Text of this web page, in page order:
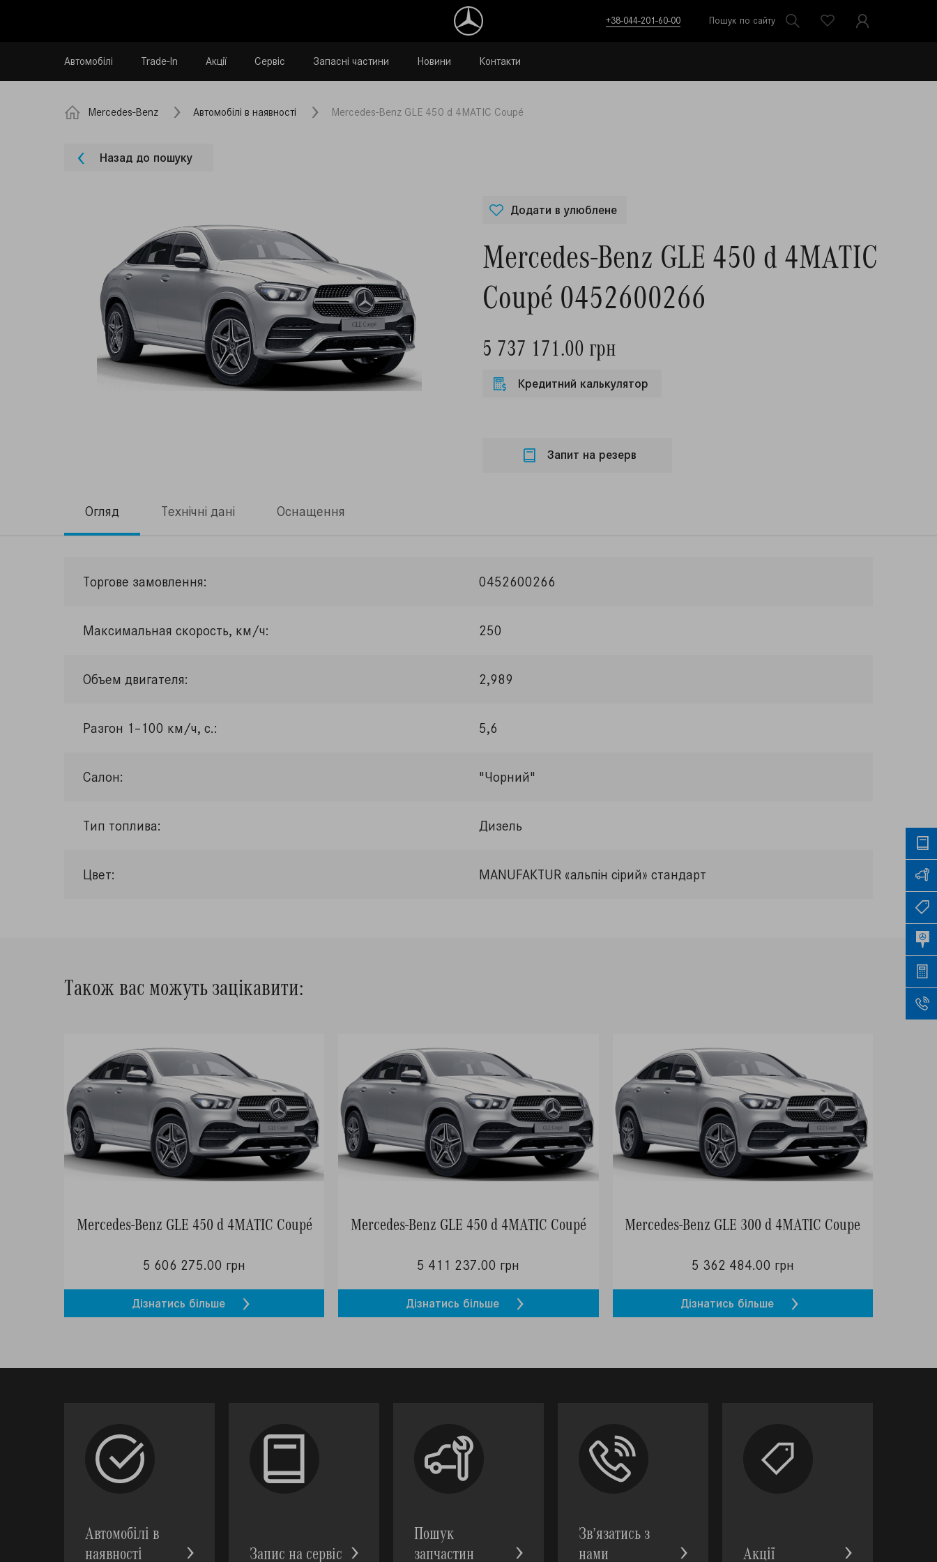
+38-044-201-60-00 Пошук по сайту
Автомобілі Trade-In Акції Сервіс Запасні частини Новини Контакти
Mercedes-Benz Автомобілі в наявності Mercedes-Benz GLE 450 d 4MATIC Coupé
Назад до пошуку
Додати в улюблене
Mercedes-Benz GLE 450 d 4MATIC
Coupé 0452600266
5 737 171.00 грн
Кредитний калькулятор
Запит на резерв
Огляд Технічні дані Оснащення
Торгове замовлення: 0452600266
Максимальная скорость, км/ч: 250
Объем двигателя: 2,989
Разгон 1–100 км/ч, с.: 5,6
Салон: "Чорний"
Тип топлива: Дизель
Цвет: MANUFAKTUR «альпін сірий» стандарт
Також вас можуть зацікавити:
Mercedes-Benz GLE 450 d 4MATIC Coupé
5 606 275.00 грн
Дізнатись більше
Mercedes-Benz GLE 450 d 4MATIC Coupé
5 411 237.00 грн
Дізнатись більше
Mercedes-Benz GLE 300 d 4MATIC Coupe
5 362 484.00 грн
Дізнатись більше
Автомобілі в
наявності
Запис на сервic
Пошук
запчастин
Зв’язатись з
нами
Акції